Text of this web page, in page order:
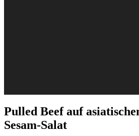
Pulled Beef auf
Sesam-Salat